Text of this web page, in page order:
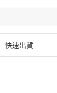
快速出貨